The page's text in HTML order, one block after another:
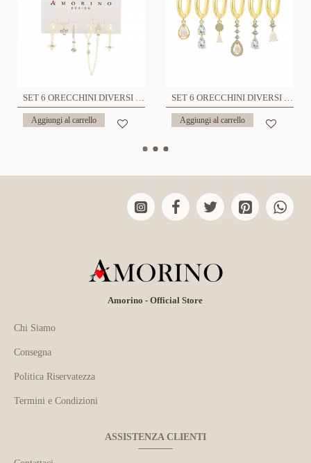
SET 6 ORECCHINI DIVERSI CON ZIRCONI - YK25120C156
Aggiungi al carrello
SET 6 ORECCHINI DIVERSI CON CIONDOLI A GOCCIA - YK26132C852
Aggiungi al carrello
Amorino - Official Store
Chi Siamo
Consegna
Politica Riservatezza
Termini e Condizioni
ASSISTENZA CLIENTI